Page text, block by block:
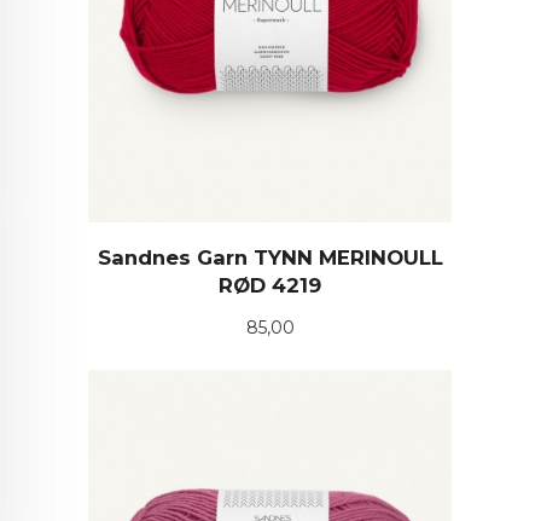
Sandnes Garn TYNN MERINOULL
RØD 4219
Pris
85,00